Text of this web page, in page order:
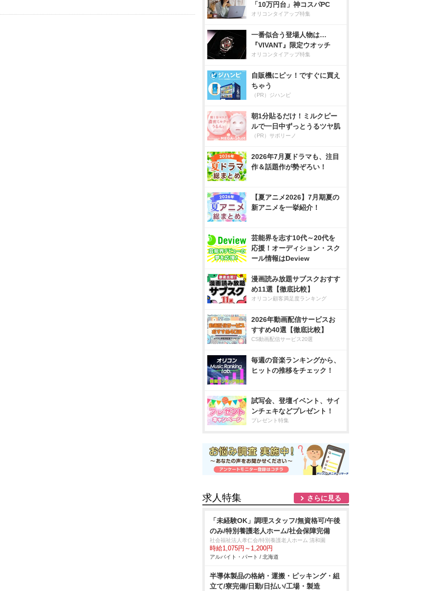
「10万円台」神コスパPC
オリコンタイアップ特集
一番似合う登場人物は…
『VIVANT』限定ウオッチ
オリコンタイアップ特集
自販機にピッ！ですぐに買え
ちゃう
（PR）ジハンピ
朝1分貼るだけ！ミルクピー
ルで一日中ずっとうるツヤ肌
（PR）サボリーノ
2026年7月夏ドラマも、注目
作＆話題作が勢ぞろい！
【夏アニメ2026】7月期夏の
新アニメを一挙紹介！
芸能界を志す10代～20代を
応援！オーディション・スク
ール情報はDeview
漫画読み放題サブスクおすす
め11選【徹底比較】
オリコン顧客満足度ランキング
2026年動画配信サービスお
すすめ40選【徹底比較】
CS動画配信サービス20選
毎週の音楽ランキングから、
ヒットの推移をチェック！
試写会、登壇イベント、サイ
ンチェキなどプレゼント！
プレゼント特集
求人特集 さらに見る
「未経験OK」調理スタッフ/無資格可/午後
のみ/特別養護老人ホーム/社会保障完備
社会福祉法人孝仁会/特別養護老人ホーム 清和園
時給1,075円～1,200円
アルバイト・パート / 北海道
半導体製品の格納・運搬・ピッキング・組
立て/寮完備/日勤/日払い/工場・製造